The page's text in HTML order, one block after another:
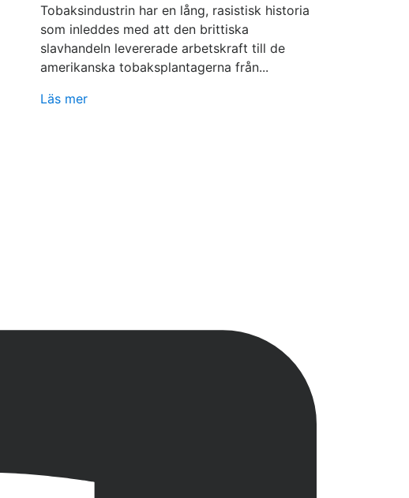
Tobaksindustrin har en lång, rasistisk historia
som inleddes med att den brittiska
slavhandeln levererade arbetskraft till de
amerikanska tobaksplantagerna från...
Läs mer